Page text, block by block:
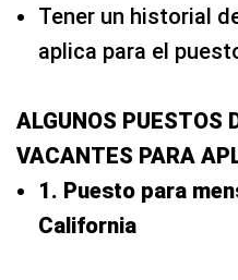
Tener un historial
aplica para el
ALGUNOS PUESTOS
VACANTES PARA
1. Puesto para
California